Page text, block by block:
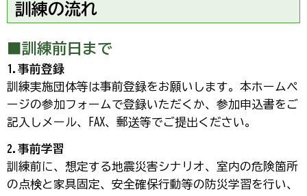
訓練の流れ
■訓練前日まで
1.事前登録
訓練実施団体等は事前登録をお願いします。本ホームペ
ージの参加フォームで登録いただくか、参加申込書をご
記入しメール、FAX、郵送等でご提出ください。
2.事前学習
訓練前に、想定する地震災害シナリオ、室内の危険箇所
の点検と家具固定、安全確保行動等の防災学習を行い、